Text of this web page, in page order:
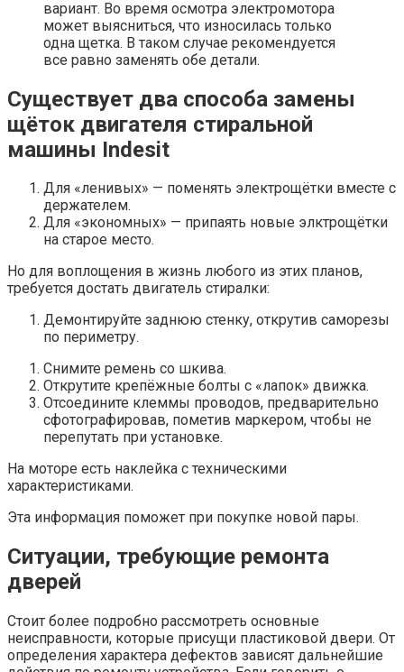
вариант. Во время осмотра электромотора
может выясниться, что износилась только
одна щетка. В таком случае рекомендуется
все равно заменять обе детали.
Существует два способа замены
щёток двигателя стиральной
машины Indesit
Для «ленивых» — поменять электрощётки вместе с
держателем.
Для «экономных» — припаять новые элктрощётки
на старое место.
Но для воплощения в жизнь любого из этих планов,
требуется достать двигатель стиралки:
Демонтируйте заднюю стенку, открутив саморезы
по периметру.
Снимите ремень со шкива.
Открутите крепёжные болты с «лапок» движка.
Отсоедините клеммы проводов, предварительно
сфотографировав, пометив маркером, чтобы не
перепутать при установке.
На моторе есть наклейка с техническими
характеристиками.
Эта информация поможет при покупке новой пары.
Ситуации, требующие ремонта
дверей
Стоит более подробно рассмотреть основные
неисправности, которые присущи пластиковой двери. От
определения характера дефектов зависят дальнейшие